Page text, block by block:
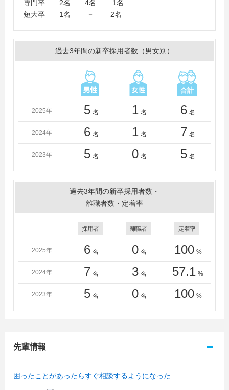
率大学、静岡大学、静岡理工科大学、芝浦工業大学、湘
学、摂南大学、専修大学、崇城大学、拓殖大学、玉川大
（東京）、東亜大学、桐蔭横浜大学、東海大学、東京芸
術大学、東京工科大学、東京工芸大学、東京電機大学、
東京都市大学、東京農業大学、東京農工大学、東京理科
大学、東洋大学、豊橋技術科学大学、同志社大学、長崎
院大学、名古屋工業大学、南山大学、西日本工業大学、
日本大学、八戸工業大学、広島国際学院大学、福井工業
大学、福岡工業大学、文教大学、法政大学、北海道科学
大学、北海道情報大学、室蘭工業大学、明治大学、名城
大学
麻生情報ビジネス専門学校、アルスコンピュータ専門学
校、岩谷学園よこはまＩＴビジネス専門学校、上田情報
ビジネス専門学校、大阪ＩＴプログラミング＆会計専門
学校天王寺校、大阪工業技術専門学校、大阪公立大学工
業高等専門学校、大阪情報コンピュータ専門学校、北九
州工業高等専門学校、近畿コンピュータ電子専門学校、
熊本高等専門学校、ＫＣＳ福岡情報専門学校、神戸電子
湘北短期大学、情報科学専門学校、東京都立産業技術高
校、専門学校日本自動車大学校、専門学校日本鉄道＆ス
情報専門学校、八戸工業高等専門学校、ＨＡＬ大阪、Ｈ
専門卒 2名 4名 1名
短大卒 1名 － 2名
過去3年間の新卒採用者数（男女別）
2025年 5 名 1 名 6 名
2024年 6 名 1 名 7 名
2023年 5 名 0 名 5 名
過去3年間の新卒採用者数・
離職者数・定着率
採用者 離職者 定着率
2025年 6 名 0 名 100 %
2024年 7 名 3 名 57.1 %
2023年 5 名 0 名 100 %
先輩情報
困ったことがあったらすぐ相談するようになった